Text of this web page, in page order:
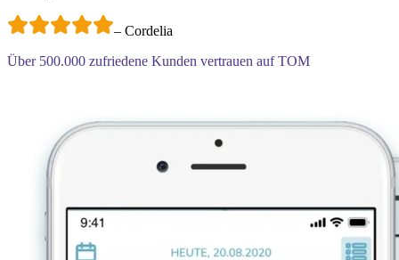
– Cordelia
Über 500.000 zufriedene Kunden vertrauen auf TOM